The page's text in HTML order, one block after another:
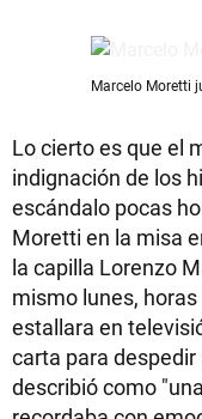
Marcelo Moretti
Lo cierto es que el
indignación de los
escándalo pocas
Moretti en la misa
la capilla Lorenzo
mismo lunes,
estallara en
carta para despedir
describió como